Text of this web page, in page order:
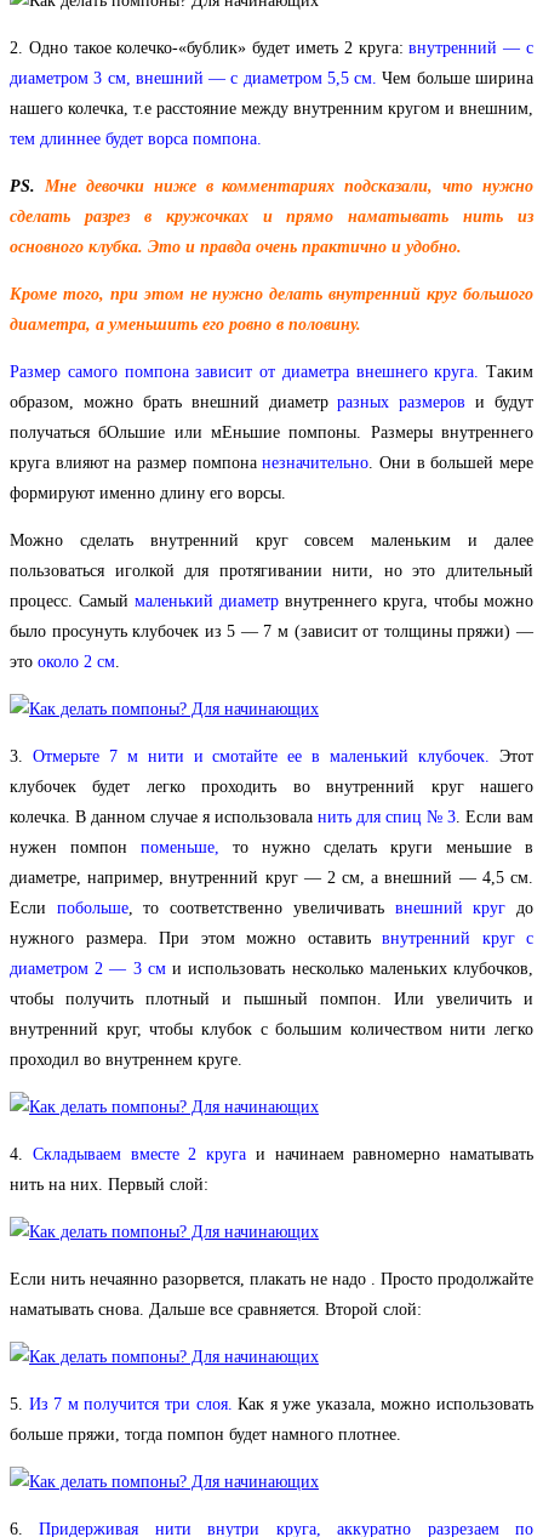
2. Одно такое колечко-«бублик» будет иметь 2 круга:внутренний — с
диаметром 3 см, внешний — с диаметром 5,5 см. Чем больше ширина
нашего колечка, т.е расстояние между внутренним кругом и внешним,
тем длиннее будет ворса помпона.
PS. Мне девочки ниже в комментариях подсказали, что нужно
сделать разрез в кружочках и прямо наматывать нить из
основного клубка. Это и правда очень практично и удобно.
Кроме того, при этом не нужно делать внутренний круг большого
диаметра, а уменьшить его ровно в половину.
Размер самого помпона зависит от диаметра внешнего круга. Таким
образом, можно брать внешний диаметрразных размеров и будут
получаться бОльшие или мЕньшие помпоны. Размеры внутреннего
круга влияют на размер помпонанезначительно. Они в большей мере
формируют именно длину его ворсы.
Можно сделать внутренний круг совсем маленьким и далее
пользоваться иголкой для протягивании нити, но это длительный
процесс. Самый маленький диаметр внутреннего круга, чтобы можно
было просунуть клубочек из 5 — 7 м (зависит от толщины пряжи) —
это около 2 см.
3. Отмерьте 7 м нити и смотайте ее в маленький клубочек. Этот
клубочек будет легко проходить во внутренний круг нашего
колечка. В данном случае я использовала нить для спиц № 3. Если вам
нужен помпон поменьше, то нужно сделать круги меньшие в
диаметре, например, внутренний круг — 2 см, а внешний — 4,5 см.
Если побольше, то соответственно увеличивать внешний круг до
нужного размера. При этом можно оставить внутренний круг с
диаметром 2 — 3 сми использовать несколько маленьких клубочков,
чтобы получить плотный и пышный помпон. Или увеличить и
внутренний круг, чтобы клубок с большим количеством нити легко
проходил во внутреннем круге.
4. Складываем вместе 2 круга и начинаем равномерно наматывать
нить на них. Первый слой:
Если нить нечаянно разорвется, плакать не надо . Просто продолжайте
наматывать снова. Дальше все сравняется. Второй слой:
5. Из 7 м получится три слоя. Как я уже указала, можно использовать
больше пряжи, тогда помпон будет намного плотнее.
6.Придерживая нити внутри круга, аккуратно разрезаем по